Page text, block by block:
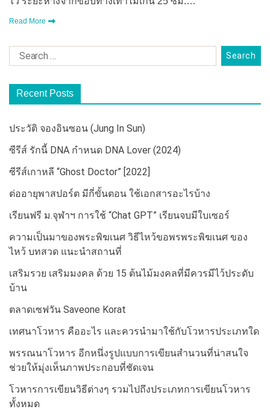
Read More
Recent Posts
ประวัติ จองอินซอน (Jung In Sun)
ซีรีส์ รักนี้ DNA กำหนด DNA Lover (2024)
ซีรีส์เกาหลี “Ghost Doctor” [2022]
ต่ออายุพาสปอร์ต มีกี่ขั้นตอน ใช้เอกสารอะไรบ้าง
เรียนฟรี ม.จุฬาฯ การใช้ “Chat GPT” เรียนจบมีใบเซอร์
ความเป็นมาของพระพิฆเนศ วิธีไหว้ขอพรพระพิฆเนศ ของ
ไหว้ บทสวด แนะนำสถานที่
เสริมรวย เสริมมงคล ด้วย 15 ต้นไม้มงคลที่มีควรมีไว้ประดับ
บ้าน
ตลาดเซฟวัน Saveone Korat
เทศนาโวหาร คืออะไร และควรนำมาใช้กับโวหารประเภทใด
พรรณนาโวหาร อีกหนึ่งรูปแบบการเขียนสำนวนที่น่าสนใจ
ช่วยให้มุ่งเห็นภาพประกอบที่ชัดเจน
โวหารการเขียนวิธีต่างๆ รวมไปถึงประเภทการเขียนโวหาร
ทั้งหมด